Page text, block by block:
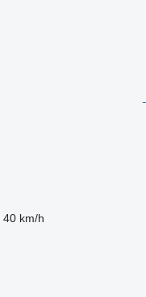
40 km/h